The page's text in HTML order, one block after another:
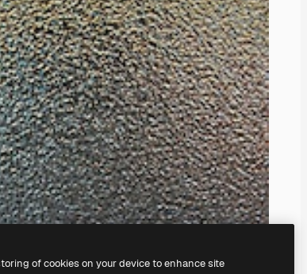
of cookies on your device to enhance site